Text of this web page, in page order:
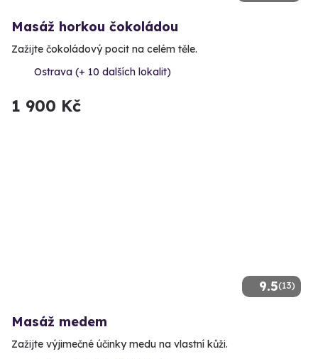
Masáž horkou čokoládou
Zažijte čokoládový pocit na celém těle.
Ostrava (+ 10 dalších lokalit)
1 900 Kč
9.5(13)
Masáž medem
Zažijte výjimečné účinky medu na vlastní kůži.